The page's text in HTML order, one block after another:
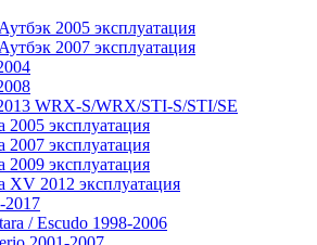
2005 эксплуатация
2007 эксплуатация
WRX-S/WRX/STI-S/STI/SE
эксплуатация
эксплуатация
эксплуатация
XV 2012 эксплуатация
2017
/ Escudo 1998-2006